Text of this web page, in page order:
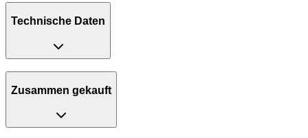
Technische Daten
Zusammen gekauft